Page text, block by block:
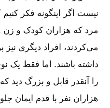
مرد که هزاران کودک و زن
می‌کردند، افراد دیگری نیز
داشته باشند. اما فقط یک
را آنقدر قابل و بزرگ دید
هزاران نفر با قدم ایمان